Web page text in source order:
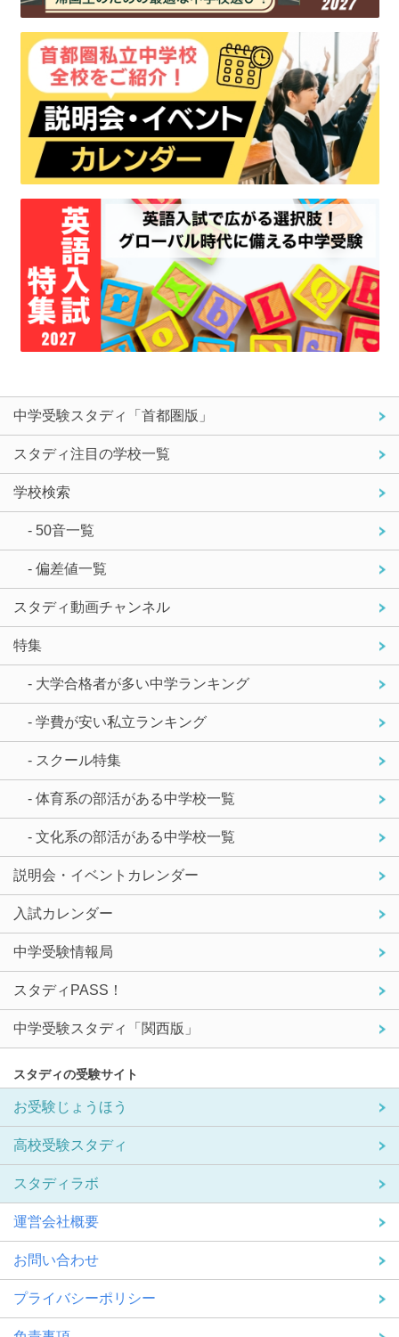
中学受験スタディ「首都圏版」
スタディ注目の学校一覧
学校検索
- 50音一覧
- 偏差値一覧
スタディ動画チャンネル
特集
- 大学合格者が多い中学ランキング
- 学費が安い私立ランキング
- スクール特集
- 体育系の部活がある中学校一覧
- 文化系の部活がある中学校一覧
説明会・イベントカレンダー
入試カレンダー
中学受験情報局
スタディPASS！
中学受験スタディ「関西版」
スタディの受験サイト
お受験じょうほう
高校受験スタディ
スタディラボ
運営会社概要
お問い合わせ
プライバシーポリシー